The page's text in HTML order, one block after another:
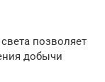
позволяет
добычи